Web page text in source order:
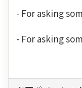
- For asking
- For asking